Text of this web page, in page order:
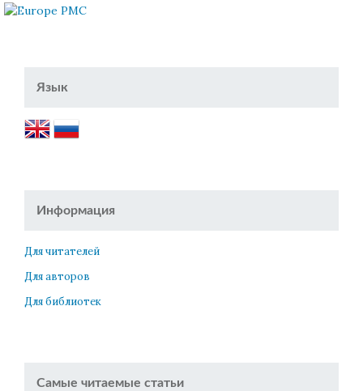
Язык
Информация
Для читателей
Для авторов
Для библиотек
Самые читаемые статьи